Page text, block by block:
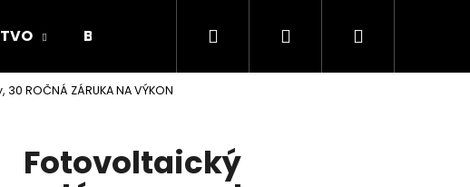
BUNKY, PRÍSLUŠENSTVO SOLÁRNE PANELY
Hľadať PrihlásenieNákupný
ROČNÁ ZÁRUKA NA VÝKON
Fotovoltaický